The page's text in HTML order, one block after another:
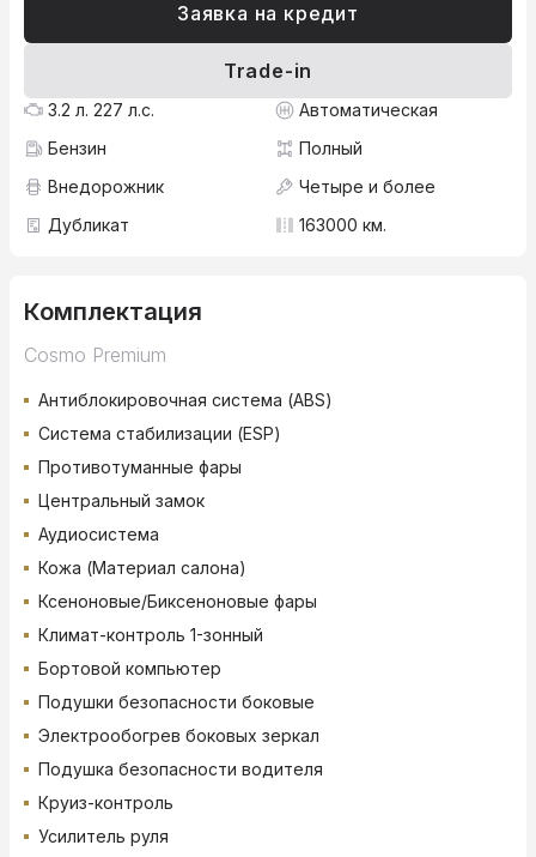
Заявка на кредит
Trade-in
3.2 л. 227 л.с.
Автоматическая
Бензин
Полный
Внедорожник
Четыре и более
Дубликат
163000 км.
Комплектация
Cosmo Premium
Антиблокировочная система (ABS)
Система стабилизации (ESP)
Противотуманные фары
Центральный замок
Аудиосистема
Кожа (Материал салона)
Ксеноновые/Биксеноновые фары
Климат-контроль 1-зонный
Бортовой компьютер
Подушки безопасности боковые
Электрообогрев боковых зеркал
Подушка безопасности водителя
Круиз-контроль
Усилитель руля